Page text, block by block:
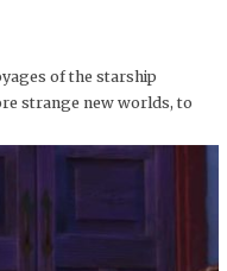
of the starship
strange new worlds, to